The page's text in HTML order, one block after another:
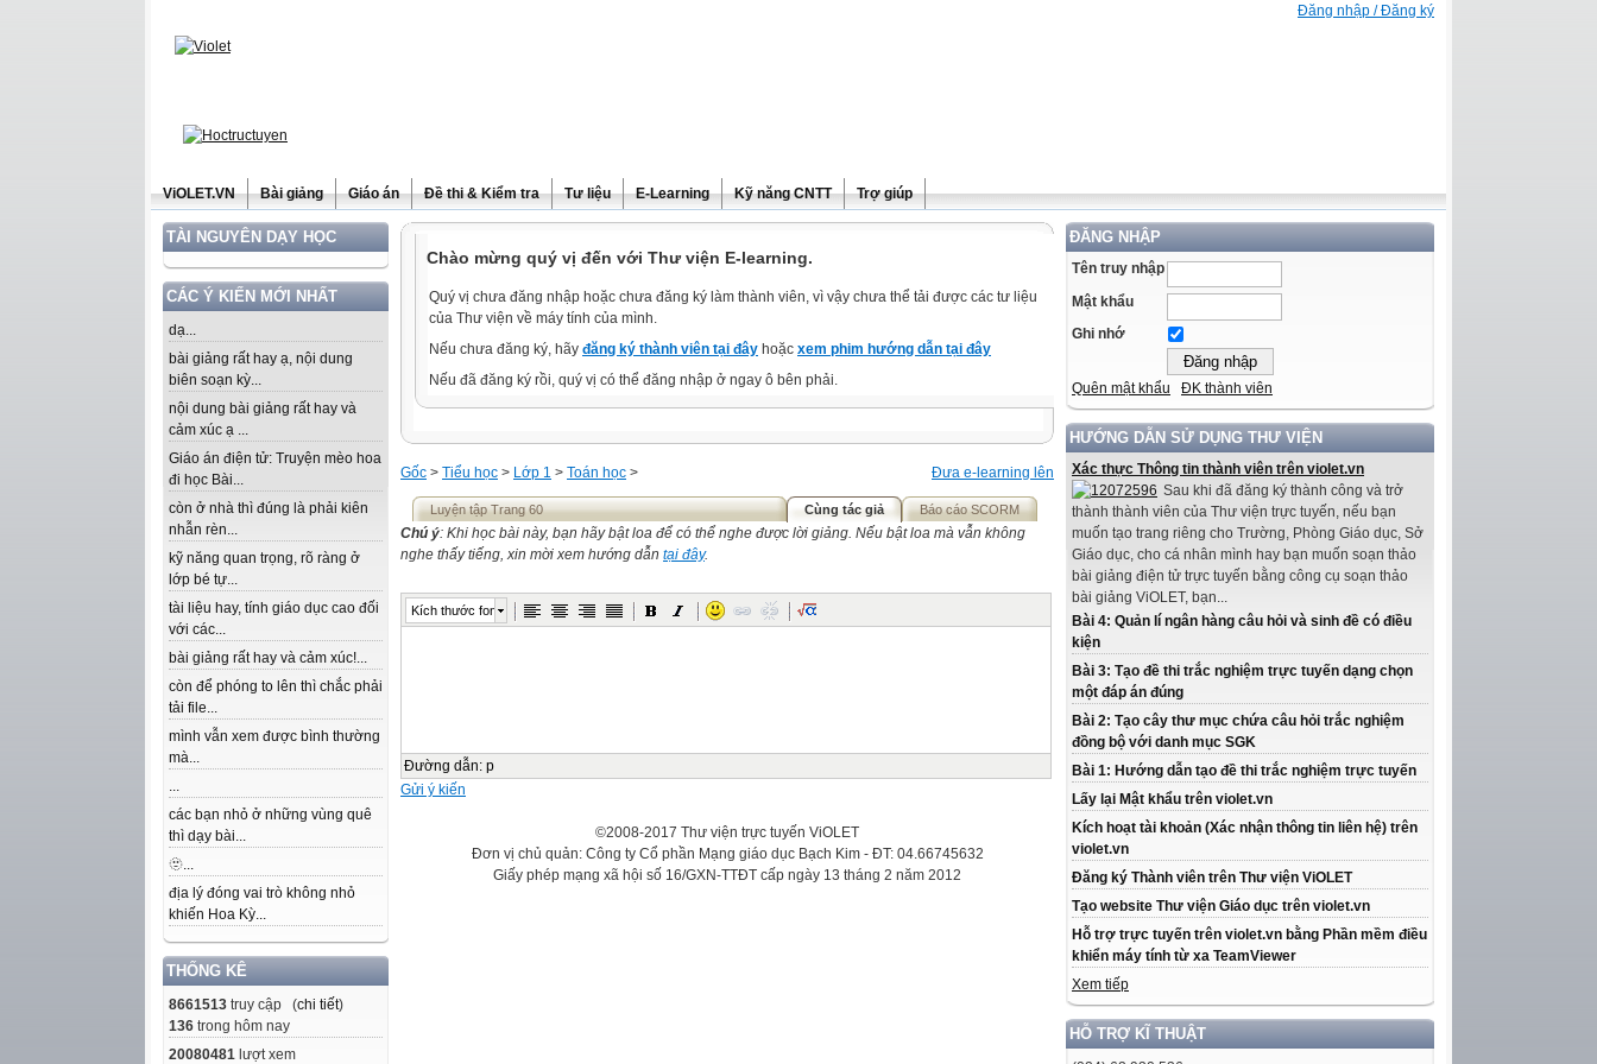
Đăng nhập / Đăng ký
ViOLET.VN Bài giảng Giáo án Đề thi & Kiểm tra Tư liệu E-Learning Kỹ năng CNTT Trợ giúp
TÀI NGUYÊN DẠY HỌC
CÁC Ý KIẾN MỚI NHẤT
dạ...
bài giảng rất hay ạ, nội dung
biên soạn kỳ...
nội dung bài giảng rất hay và
cảm xúc ạ ...
Giáo án điện tử: Truyện mèo hoa
đi học Bài...
còn ở nhà thì đúng là phải kiên
nhẫn rèn...
kỹ năng quan trọng, rõ ràng ở
lớp bé tự...
tài liệu hay, tính giáo dục cao đối
với các...
bài giảng rất hay và cảm xúc!...
còn để phóng to lên thì chắc phải
tải file...
mình vẫn xem được bình thường
mà...
...
các bạn nhỏ ở những vùng quê
thì dạy bài...
🫥...
địa lý đóng vai trò không nhỏ
khiến Hoa Kỳ...
THỐNG KÊ
8661513 truy cập (chi tiết)
136 trong hôm nay
20080481 lượt xem
ĐĂNG NHẬP
Tên truy nhập
Mật khẩu
Ghi nhớ
Quên mật khẩu ĐK thành viên
HƯỚNG DẪN SỬ DỤNG THƯ VIỆN
Xác thực Thông tin thành viên trên violet.vn
Sau khi đã đăng ký thành công và trở
thành thành viên của Thư viện trực tuyến, nếu bạn
muốn tạo trang riêng cho Trường, Phòng Giáo dục, Sở
Giáo dục, cho cá nhân mình hay bạn muốn soạn thảo
bài giảng điện tử trực tuyến bằng công cụ soạn thảo
bài giảng ViOLET, bạn...
Bài 4: Quản lí ngân hàng câu hỏi và sinh đề có điều
kiện
Bài 3: Tạo đề thi trắc nghiệm trực tuyến dạng chọn
một đáp án đúng
Bài 2: Tạo cây thư mục chứa câu hỏi trắc nghiệm
đồng bộ với danh mục SGK
Bài 1: Hướng dẫn tạo đề thi trắc nghiệm trực tuyến
Lấy lại Mật khẩu trên violet.vn
Kích hoạt tài khoản (Xác nhận thông tin liên hệ) trên
violet.vn
Đăng ký Thành viên trên Thư viện ViOLET
Tạo website Thư viện Giáo dục trên violet.vn
Hỗ trợ trực tuyến trên violet.vn bằng Phần mềm điều
khiển máy tính từ xa TeamViewer
Xem tiếp
HỖ TRỢ KĨ THUẬT
Chào mừng quý vị đến với Thư viện E-learning.
Quý vị chưa đăng nhập hoặc chưa đăng ký làm thành viên, vì vậy chưa thể tải được các tư liệu
của Thư viện về máy tính của mình.
Nếu chưa đăng ký, hãy đăng ký thành viên tại đây hoặc xem phim hướng dẫn tại đây
Nếu đã đăng ký rồi, quý vị có thể đăng nhập ở ngay ô bên phải.
Đưa e-learning lên
Gốc > Tiểu học > Lớp 1 > Toán học >
Luyện tập Trang 60 Cùng tác giả Báo cáo SCORM
Chú ý: Khi học bài này, bạn hãy bật loa để có thể nghe được lời giảng. Nếu bật loa mà vẫn không
nghe thấy tiếng, xin mời xem hướng dẫn tại đây.
Kích thước font
Đường dẫn: p
Gửi ý kiến
©2008-2017 Thư viện trực tuyến ViOLET
Đơn vị chủ quản: Công ty Cổ phần Mạng giáo dục Bạch Kim - ĐT: 04.66745632
Giấy phép mạng xã hội số 16/GXN-TTĐT cấp ngày 13 tháng 2 năm 2012